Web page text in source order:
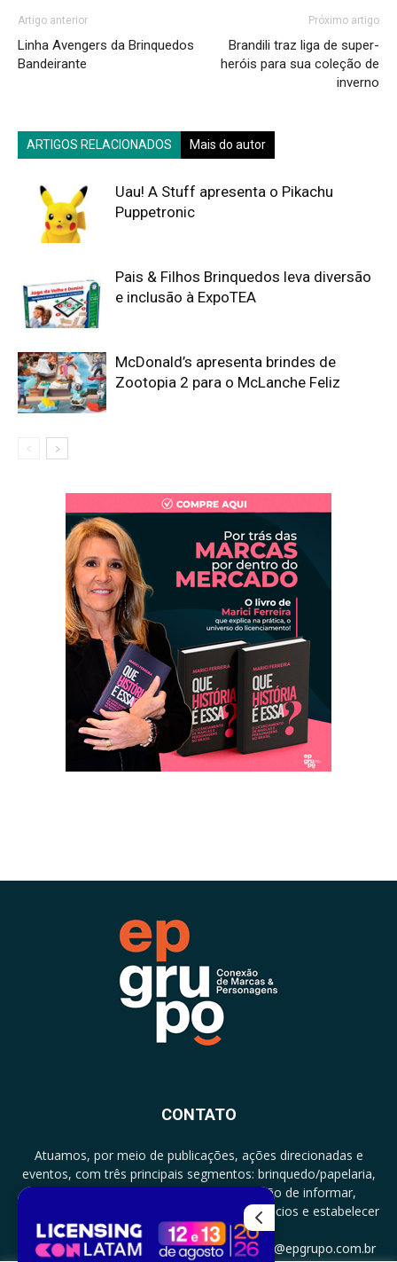
Artigo anterior
Linha Avengers da Brinquedos
Bandeirante
Próximo artigo
Brandili traz liga de super-
heróis para sua coleção de
inverno
ARTIGOS RELACIONADOS Mais do autor
Uau! A Stuff apresenta o Pikachu
Puppetronic
Pais & Filhos Brinquedos leva diversão
e inclusão à ExpoTEA
McDonald’s apresenta brindes de
Zootopia 2 para o McLanche Feliz
CONTATO
Atuamos, por meio de publicações, ações direcionadas e
eventos, com três principais segmentos: brinquedo/papelaria,
licenciamento e zero a três com a missão de informar,
documentar, proporcionar encontro de negócios e estabelecer
parcerias.
CONTATO: +5511994513097 - atendimento@epgrupo.com.br